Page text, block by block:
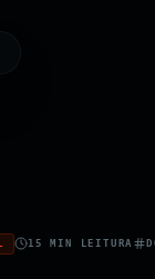
15 MIN LEITURA